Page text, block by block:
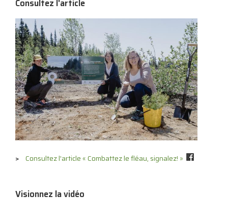
Consultez l'article
Consultez l'article « Combattez le fléau, signalez! »
Visionnez la vidéo